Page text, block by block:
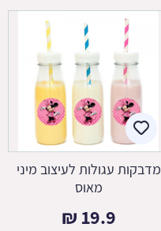
מדבקות עגולות לעיצוב מיני
מאוס
19.9
₪